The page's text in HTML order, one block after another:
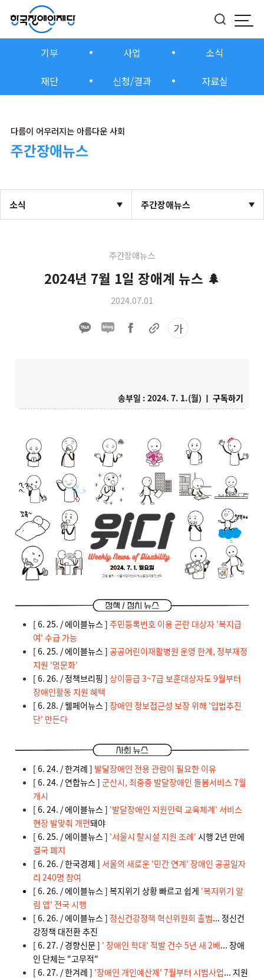
모
버튼
기부 사업
소식
재단
신청/결과 자료실
다름이 어우러지는 아름다운 사회
주간장애뉴스
소식 주간장애뉴스
주간장애뉴스
2024년 7월 1일 장애계 뉴스 🌲
2024.07.01
가